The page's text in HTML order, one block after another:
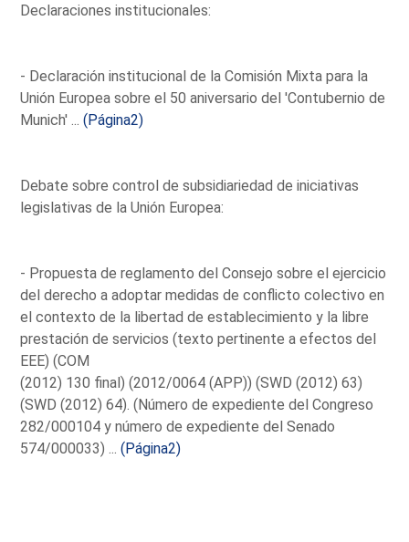
Declaraciones institucionales:
- Declaración institucional de la Comisión Mixta para la
Unión Europea sobre el 50 aniversario del 'Contubernio de
Munich' ...(Página2)
Debate sobre control de subsidiariedad de iniciativas
legislativas de la Unión Europea:
- Propuesta de reglamento del Consejo sobre el ejercicio
del derecho a adoptar medidas de conflicto colectivo en
el contexto de la libertad de establecimiento y la libre
prestación de servicios (texto pertinente a efectos del
EEE) (COM
(2012) 130 final) (2012/0064 (APP)) (SWD (2012) 63)
(SWD (2012) 64). (Número de expediente del Congreso
282/000104 y número de expediente del Senado
574/000033) ...(Página2)